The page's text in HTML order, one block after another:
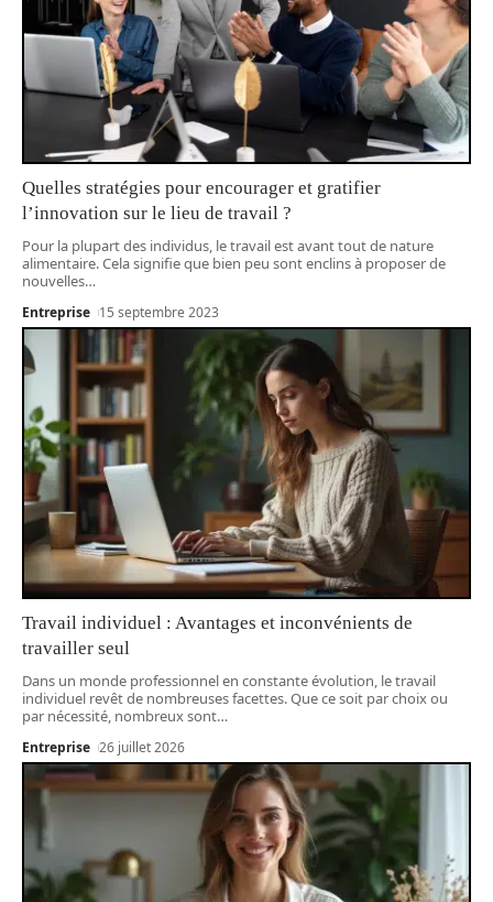
Quelles stratégies pour encourager et gratifier
l’innovation sur le lieu de travail ?
Pour la plupart des individus, le travail est avant tout de nature
alimentaire. Cela signifie que bien peu sont enclins à proposer de
nouvelles…
Entreprise 15 septembre 2023
Travail individuel : Avantages et inconvénients de
travailler seul
Dans un monde professionnel en constante évolution, le travail
individuel revêt de nombreuses facettes. Que ce soit par choix ou
par nécessité, nombreux sont…
Entreprise 26 juillet 2026